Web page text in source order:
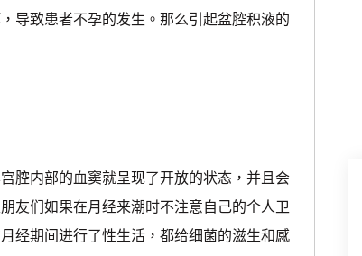
导致患者不孕的发生。那么引起盆腔积液的
内部的血窦就呈现了开放的状态，并且会
友们如果在月经来潮时不注意自己的个人卫
经期间进行了性生活，都给细菌的滋生和感